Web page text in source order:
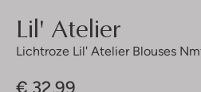
Lil' Atelier
Lichtroze Lil' Atelier Blouses
€ 32,99